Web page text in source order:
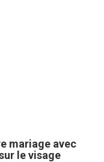
mariage avec
le visage